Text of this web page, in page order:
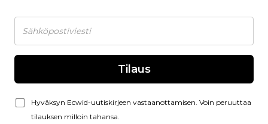
Tilaus
Hyväksyn Ecwid-uutiskirjeen vastaanottamisen. Voin peruuttaa
tilauksen milloin tahansa.